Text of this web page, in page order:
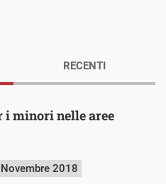
i minori nelle aree
2018
RECENTI